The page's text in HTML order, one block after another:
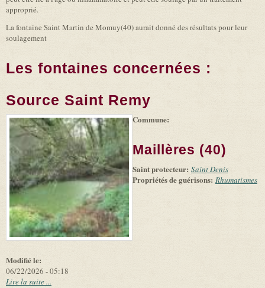
approprié.
La fontaine Saint Martin de Momuy(40) aurait donné des résultats pour leur
soulagement
Les fontaines concernées :
Source Saint Remy
-
Leaflet (link is
|
Tiles
(link is
external)
©
Microsoft
and
suppliers
Modifié le:
06/22/2026 - 05:18
Commune:
Maillères (40)
Saint protecteur: Saint Denis
Propriétés de guérisons: Rhumatismes
Lire la suite ...